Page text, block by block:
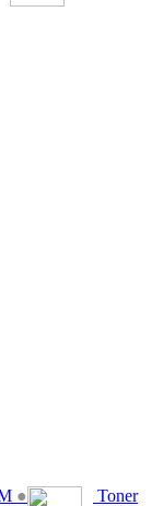
● Toner